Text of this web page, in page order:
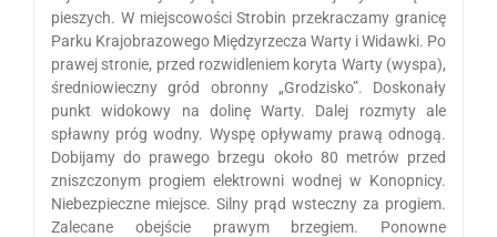
pieszych. W miejscowości Strobin przekraczamy granicę
Parku Krajobrazowego Międzyrzecza Warty i Widawki. Po
prawej stronie, przed rozwidleniem koryta Warty (wyspa),
średniowieczny gród obronny „Grodzisko”. Doskonały
punkt widokowy na dolinę Warty. Dalej rozmyty ale
spławny próg wodny. Wyspę opływamy prawą odnogą.
Dobijamy do prawego brzegu około 80 metrów przed
zniszczonym progiem elektrowni wodnej w Konopnicy.
Niebezpieczne miejsce. Silny prąd wsteczny za progiem.
Zalecane obejście prawym brzegiem. Ponowne